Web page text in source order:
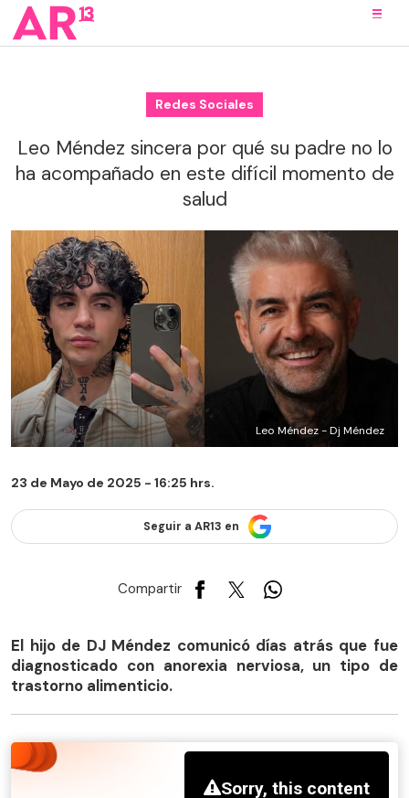
Redes Sociales
Leo Méndez sincera por qué su padre no lo
ha acompañado en este difícil momento de
salud
Leo Méndez - Dj Méndez
23 de Mayo de 2025 - 16:25 hrs.
Seguir a AR13 en
Compartir
El hijo de DJ Méndez comunicó días atrás que fue
diagnosticado con anorexia nerviosa, un tipo de
trastorno alimenticio.